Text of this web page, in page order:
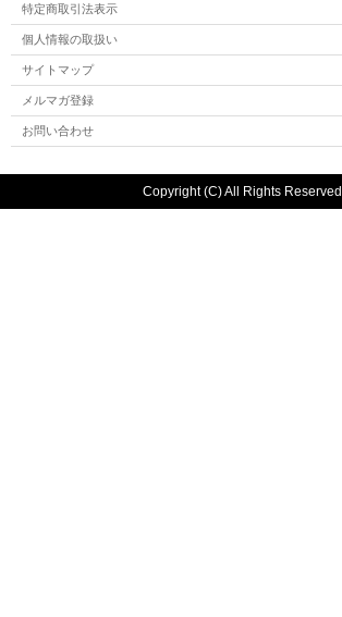
特定商取引法表示
個人情報の取扱い
サイトマップ
メルマガ登録
お問い合わせ
Copyright (C) All Rights Reserved.